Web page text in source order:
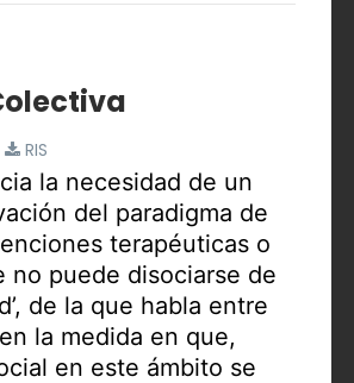
RIS
la necesidad de un
del paradigma de
terapéuticas o
no puede disociarse de
de la que habla entre
la medida en que,
en este ámbito se